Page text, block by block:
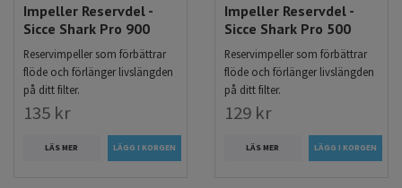
Impeller Reservdel -
Sicce Shark Pro 900
Reservimpeller som förbättrar
flöde och förlänger livslängden
på ditt filter.
135 kr
LÄS MER
Impeller Reservdel -
Sicce Shark Pro 500
Reservimpeller som förbättrar
flöde och förlänger livslängden
på ditt filter.
129 kr
LÄS MER